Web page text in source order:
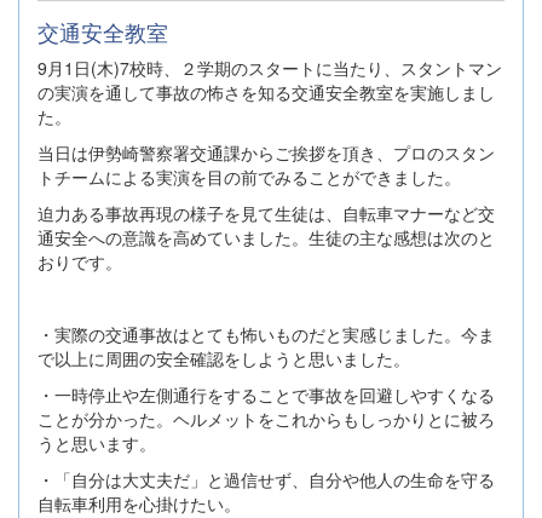
交通安全教室
9月1日(木)7校時、２学期のスタートに当たり、スタントマン
の実演を通して事故の怖さを知る交通安全教室を実施しまし
た。
当日は伊勢崎警察署交通課からご挨拶を頂き、プロのスタン
トチームによる実演を目の前でみることができました。
迫力ある事故再現の様子を見て生徒は、自転車マナーなど交
通安全への意識を高めていました。生徒の主な感想は次のと
おりです。
・実際の交通事故はとても怖いものだと実感じました。今ま
で以上に周囲の安全確認をしようと思いました。
・一時停止や左側通行をすることで事故を回避しやすくなる
ことが分かった。ヘルメットをこれからもしっかりとに被ろ
うと思います。
・「自分は大丈夫だ」と過信せず、自分や他人の生命を守る
自転車利用を心掛けたい。